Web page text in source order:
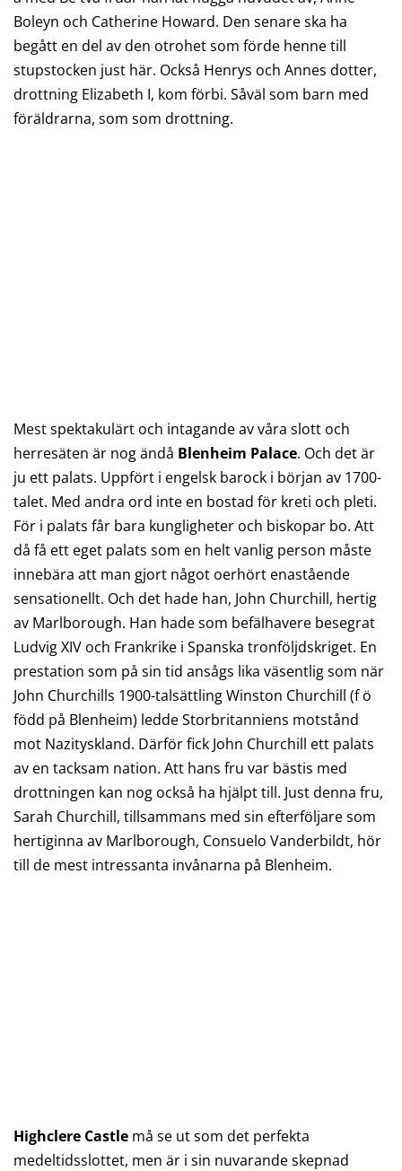
Boleyn och Catherine Howard. Den senare ska ha
begått en del av den otrohet som förde henne till
stupstocken just här. Också Henrys och Annes dotter,
drottning Elizabeth I, kom förbi. Såväl som barn med
föräldrarna, som som drottning.
Mest spektakulärt och intagande av våra slott och
herresäten är nog ändå Blenheim Palace. Och det är
ju ett palats. Uppfört i engelsk barock i början av 1700-
talet. Med andra ord inte en bostad för kreti och pleti.
För i palats får bara kungligheter och biskopar bo. Att
då få ett eget palats som en helt vanlig person måste
innebära att man gjort något oerhört enastående
sensationellt. Och det hade han, John Churchill, hertig
av Marlborough. Han hade som befälhavere besegrat
Ludvig XIV och Frankrike i Spanska tronföljdskriget. En
prestation som på sin tid ansågs lika väsentlig som när
John Churchills 1900-talsättling Winston Churchill (f ö
född på Blenheim) ledde Storbritanniens motstånd
mot Nazityskland. Därför fick John Churchill ett palats
av en tacksam nation. Att hans fru var bästis med
drottningen kan nog också ha hjälpt till. Just denna fru,
Sarah Churchill, tillsammans med sin efterföljare som
hertiginna av Marlborough, Consuelo Vanderbildt, hör
till de mest intressanta invånarna på Blenheim.
Highclere Castle må se ut som det perfekta
medeltidsslottet, men är i sin nuvarande skepnad